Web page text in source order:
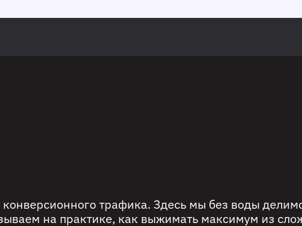
трафика. Здесь мы без воды
на практике, как выжимать максимум из